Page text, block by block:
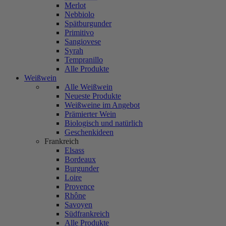
Merlot
Nebbiolo
Spätburgunder
Primitivo
Sangiovese
Syrah
Tempranillo
Alle Produkte
Weißwein
Alle Weißwein
Neueste Produkte
Weißweine im Angebot
Prämierter Wein
Biologisch und natürlich
Geschenkideen
Frankreich
Elsass
Bordeaux
Burgunder
Loire
Provence
Rhône
Savoyen
Südfrankreich
Alle Produkte